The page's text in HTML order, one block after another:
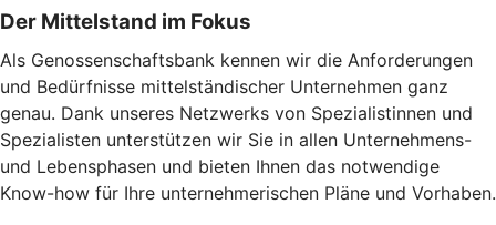
Der Mittelstand im Fokus
Als Genossenschaftsbank kennen wir die Anforderungen
und Bedürfnisse mittelständischer Unternehmen ganz
genau. Dank unseres Netzwerks von Spezialistinnen und
Spezialisten unterstützen wir Sie in allen Unternehmens-
und Lebensphasen und bieten Ihnen das notwendige
Know-how für Ihre unternehmerischen Pläne und Vorhaben.